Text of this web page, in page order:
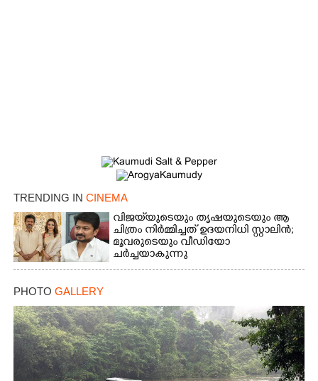
TRENDING IN CINEMA
വിജയ്‌യുടെയും തൃഷയുടെയും ആ
ചിത്രം നിർമ്മിച്ചത് ഉദയനിധി സ്റ്റാലിൻ;
മൂവരുടെയും വീഡിയോ
ചർച്ചയാകുന്നു
PHOTO GALLERY